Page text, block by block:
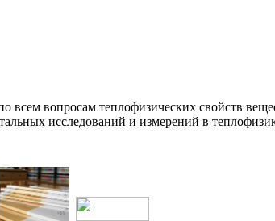
всем вопросам теплофизических свойств
исследований и измерений в